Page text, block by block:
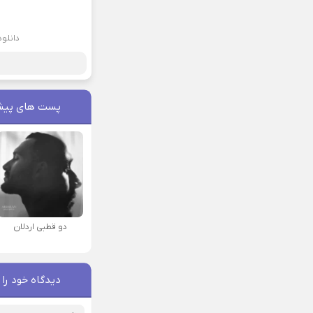
پست های
دو قطبی اردلان
دیدگاه خود